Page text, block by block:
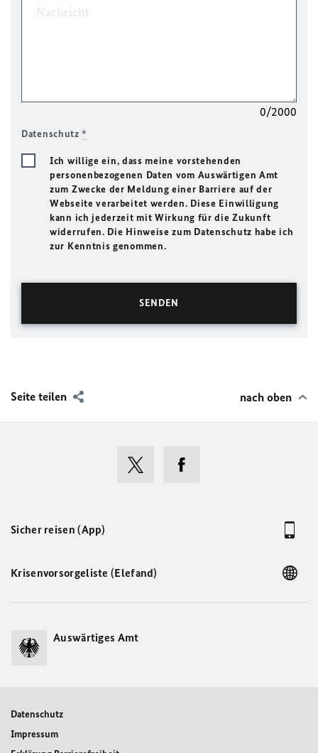
0/2000
Datenschutz*
Ich willige ein, dass meine vorstehenden
personenbezogenen Daten vom Auswärtigen Amt
zum Zwecke der Meldung einer Barriere auf der
Webseite verarbeitet werden. Diese Einwilligung
kann ich jederzeit mit Wirkung für die Zukunft
widerrufen. Die Hinweise zum Datenschutz habe ich
zur Kenntnis genommen.
Seite teilen nach oben
Sicher reisen (App)
Krisenvorsorgeliste (Elefand)
Auswärtiges Amt
Datenschutz
Impressum